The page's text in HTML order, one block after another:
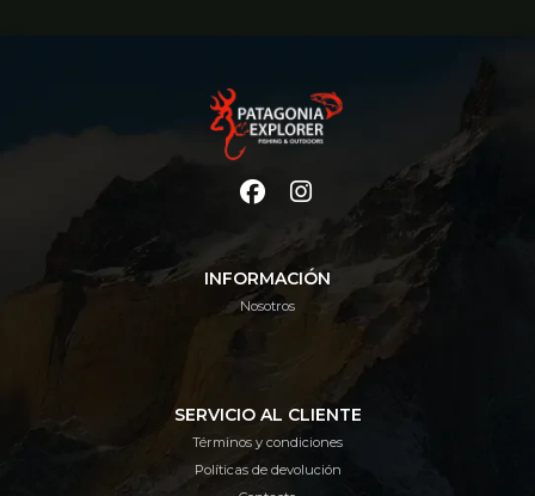
INFORMACIÓN
Nosotros
SERVICIO AL CLIENTE
Términos y condiciones
Políticas de devolución